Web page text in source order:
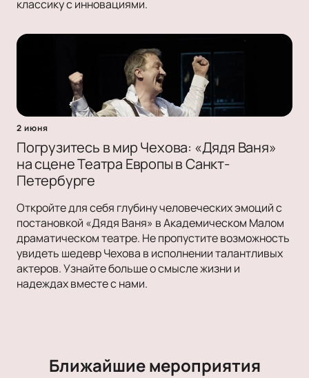
классику с инновациями.
2 июня
Погрузитесь в мир Чехова: «Дядя Ваня»
на сцене Театра Европы в Санкт-
Петербурге
Откройте для себя глубину человеческих эмоций с
постановкой «Дядя Ваня» в Академическом Малом
драматическом театре. Не пропустите возможность
увидеть шедевр Чехова в исполнении талантливых
актеров. Узнайте больше о смысле жизни и
надеждах вместе с нами.
Ближайшие мероприятия